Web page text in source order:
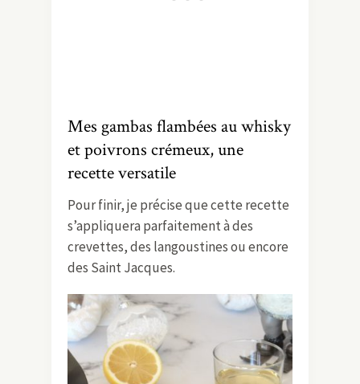
Mes gambas flambées au whisky
et poivrons crémeux, une
recette versatile
Pour finir, je précise que cette recette
s’appliquera parfaitement à des
crevettes, des langoustines ou encore
des Saint Jacques.